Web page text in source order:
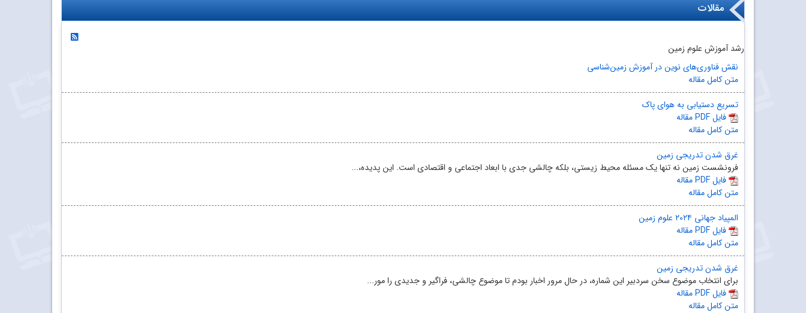
مقالات
رشد آموزش علوم زمین
نقش فناوری‌های نوین در آموزش زمین‌شناسی
متن کامل مقاله
تسریع دستیابی به هوای پاک
مقاله PDF فایل
متن کامل مقاله
غرق‌ شدن تدریجی زمین
فرونشست زمین نه تنها یک مسئله محیط ‌زیستی، بلکه چالشی جدی با ابعاد اجتماعی و اقتصادی است. این پدیده،...
مقاله PDF فایل
متن کامل مقاله
المپیاد جهانی ۲٠۲۴ علوم زمین
مقاله PDF فایل
متن کامل مقاله
غرق شدن تدریجی زمین
برای انتخاب موضوع سخن سردبیر این شماره، در حال مرور اخبار بودم تا موضوع چالشی، فراگیر و جدیدی را مور...
مقاله PDF فایل
متن کامل مقاله